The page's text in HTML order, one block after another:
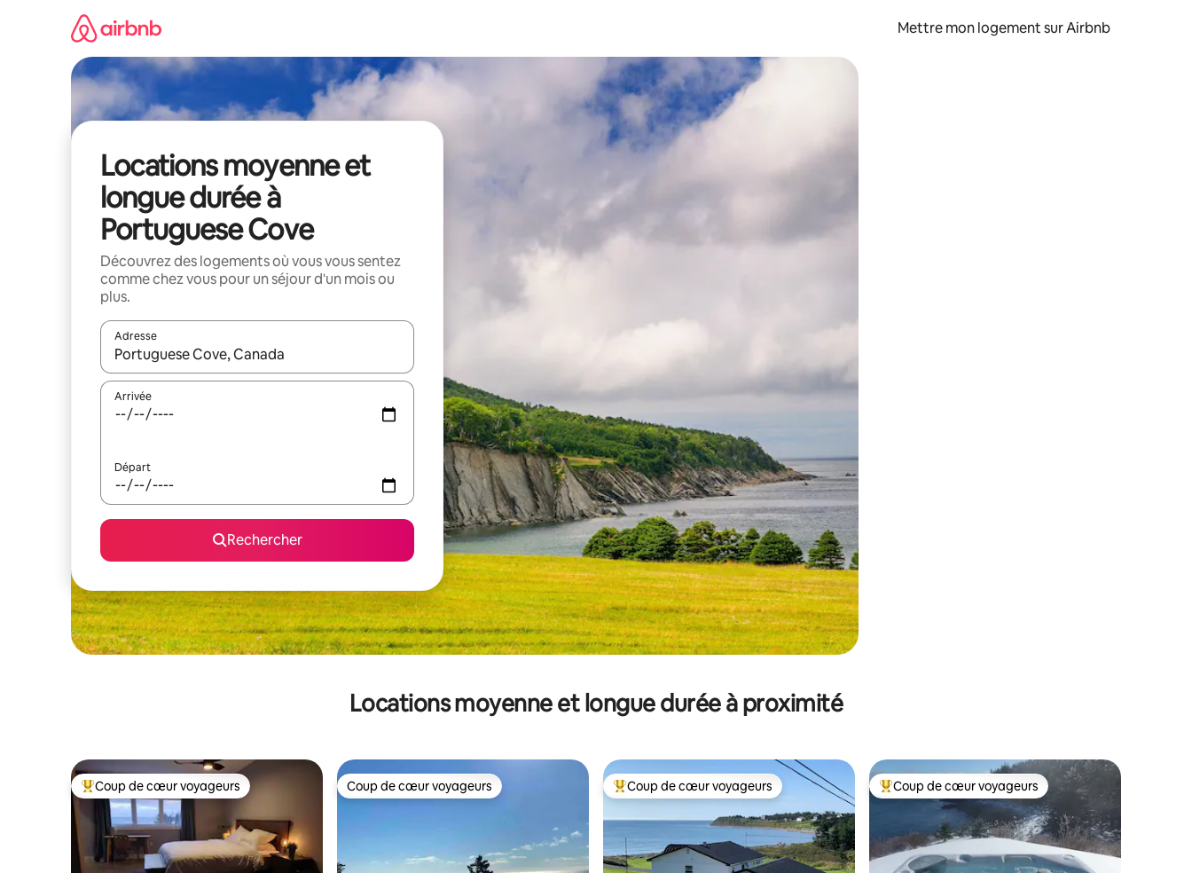
Mettre mon logement sur Airbnb
Locations moyenne et
longue durée à
Portuguese Cove
Découvrez des logements où vous vous sentez
comme chez vous pour un séjour d'un mois ou
plus.
Adresse
Lorsque les résultats s'affichent, utilisez les flèches vers le haut et vers le bas pour les parcourir ou en appuyant et en faisant glisser.
Arrivée
Départ
Rechercher
Locations moyenne et longue durée à proximité
Coups de cœur voyageurs les plus appréciés
Coup de cœur voyageurs Coup de cœur voyageurs
Coup de cœur voyageurs Coups de cœur voyageurs les plus appréciés
Coup de cœur voyageurs Coups de cœur voyageurs les plus appréciés
Coup de cœur voyageurs